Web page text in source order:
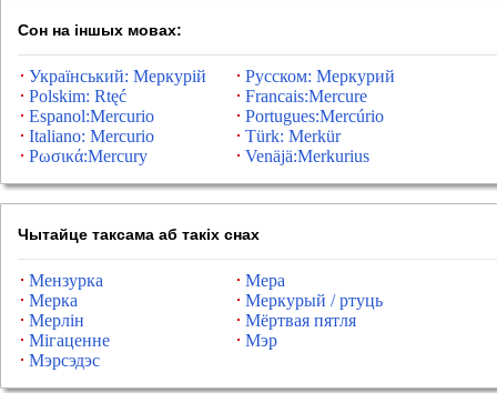
Сон на іншых мовах:
Український: Меркурій
Русском: Меркурий
Polskim: Rtęć
Francais:Mercure
Espanol:Mercurio
Portugues:Mercúrio
Italiano: Mercurio
Türk: Merkür
Ρωσικά:Mercury
Venäjä:Merkurius
Чытайце таксама аб такіх снах
Мензурка
Мера
Мерка
Меркурый / ртуць
Мерлін
Мёртвая пятля
Мігаценне
Мэр
Мэрсэдэс